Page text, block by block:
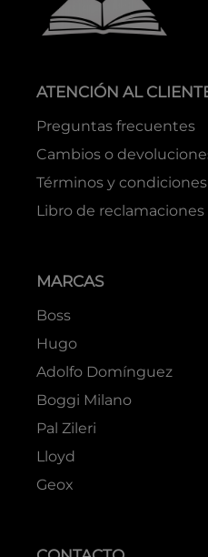
Cambios o devoluciones
Términos y condiciones
Libro de reclamaciones
Boss
Hugo